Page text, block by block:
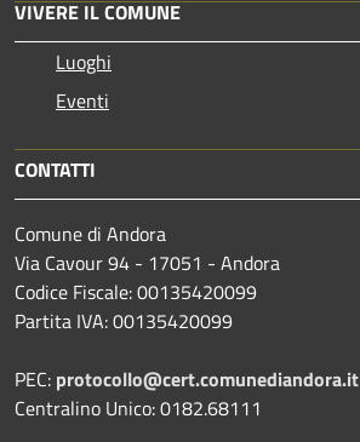
VIVERE IL COMUNE
Luoghi
Eventi
CONTATTI
Comune di Andora
Via Cavour 94 - 17051 - Andora
Codice Fiscale: 00135420099
Partita IVA: 00135420099
PEC: protocollo@cert.comunediandora.it
Centralino Unico: 0182.68111